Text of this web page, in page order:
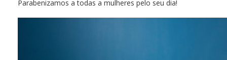
Parabenizamos a todas a mulheres pelo seu dia!